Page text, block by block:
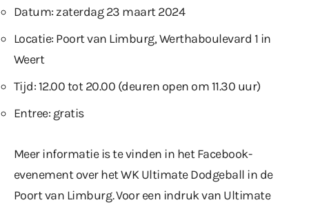
Datum: zaterdag 23 maart 2024
Locatie: Poort van Limburg, Werthaboulevard 1 in
Weert
Tijd: 12.00 tot 20.00 (deuren open om 11.30 uur)
Entree: gratis
Meer informatie is te vinden in het Facebook-
evenement over het WK Ultimate Dodgeball in de
Poort van Limburg. Voor een indruk van Ultimate